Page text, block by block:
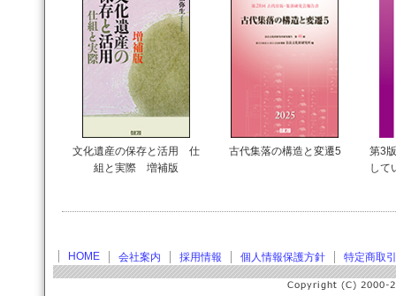
文化遺産の保存と活用 仕
組と実際 増補版
古代集落の構造と変遷5
第3
して
HOME 会社案内 採用情報 個人情報保護方針 特定商取